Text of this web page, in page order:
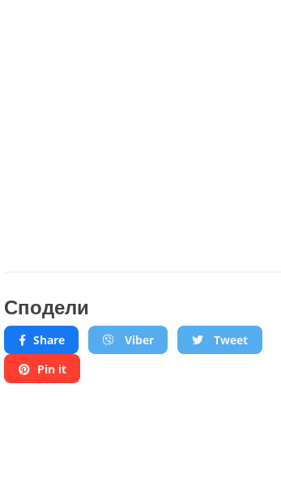
Сподели
Share Viber
Tweet
Pin it